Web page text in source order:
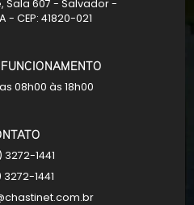
Sala 607 - Salvador -
- CEP: 41820-021
08h00 às 18h00
3272-1441
3272-1441